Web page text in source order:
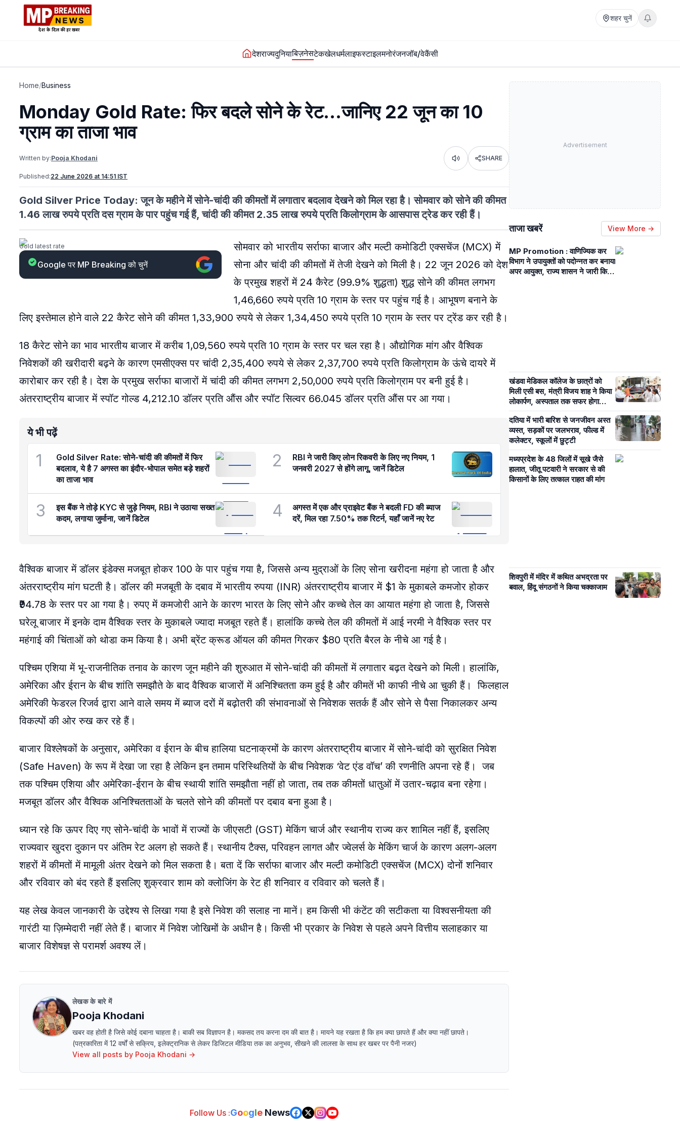
शहर चुनें
देशराज्यदुनियाबिज़नेसटेकखेलधर्मलाइफस्टाइलमनोरंजनजॉब/वेकैंसी
Home/Business
Monday Gold Rate: फिर बदले सोने के रेट…जानिए 22 जून का 10
ग्राम का ताजा भाव
Written by:Pooja Khodani Listen SHARE
Published:22 June 2026 at 14:51 IST
Gold Silver Price Today: जून के महीने में सोने-चांदी की कीमतों में लगातार बदलाव देखने को मिल रहा है। सोमवार को सोने की कीमत
1.46 लाख रुपये प्रति दस ग्राम के पार पहुंच गई हैं, चांदी की कीमत 2.35 लाख रुपये प्रति किलोग्राम के आसपास ट्रेड कर रही हैं।
Gold latest rate
Google पर MP Breaking को चुनें
सोमवार को भारतीय सर्राफा बाजार और मल्टी कमोडिटी एक्सचेंज (MCX) में
सोना और चांदी की कीमतों में तेजी देखने को मिली है। 22 जून 2026 को ​देश
के प्रमुख शहरों में 24 कैरेट (99.9% शुद्धता) शुद्ध सोने की कीमत लगभग
1,46,660 रुपये प्रति 10 ग्राम के स्तर पर पहुंच गई है। आभूषण बनाने के
लिए इस्तेमाल होने वाले 22 कैरेट सोने की कीमत 1,33,900 रुपये से लेकर 1,34,450 रुपये प्रति 10 ग्राम के स्तर पर ट्रेंड कर रही है।
18 कैरेट सोने का भाव भारतीय बाजार में करीब 1,09,560 रुपये प्रति 10 ग्राम के स्तर पर चल रहा है। औद्योगिक मांग और वैश्विक
निवेशकों की खरीदारी बढ़ने के कारण एमसीएक्स पर चांदी 2,35,400 रुपये से लेकर 2,37,700 रुपये प्रति किलोग्राम के ऊंचे दायरे में
कारोबार कर रही है। ​देश के प्रमुख सर्राफा बाजारों में चांदी की कीमत लगभग 2,50,000 रुपये प्रति किलोग्राम पर बनी हुई है।
अंतरराष्ट्रीय बाजार में स्पॉट गोल्ड 4,212.10 डॉलर प्रति औंस और स्पॉट सिल्वर 66.045 डॉलर प्रति औंस पर आ गया।
ये भी पढ़ें
1
Gold Silver Rate: सोने-चांदी की कीमतों में फिर
बदलाव, ये है 7 अगस्त का इंदौर-भोपाल समेत बड़े शहरों
का ताजा भाव
2
RBI ने जारी किए लोन रिकवरी के लिए नए नियम, 1
जनवरी 2027 से होंगे लागू, जानें डिटेल
3
इस बैंक ने तोड़े KYC से जुड़े नियम, RBI ने उठाया सख्त
कदम, लगाया जुर्माना, जानें डिटेल
4
अगस्त में एक और प्राइवेट बैंक ने बदली FD की ब्याज
दरें, मिल रहा 7.50% तक रिटर्न, यहाँ जानें नए रेट
वैश्विक बाजार में डॉलर इंडेक्स मजबूत होकर 100 के पार पहुंच गया है, जिससे अन्य मुद्राओं के लिए सोना खरीदना महंगा हो जाता है और
अंतरराष्ट्रीय मांग घटती है। डॉलर की मजबूती के दबाव में भारतीय रुपया (INR) अंतरराष्ट्रीय बाजार में $1 के मुकाबले कमजोर होकर
₹94.78 के स्तर पर आ गया है। रुपए में कमजोरी आने के कारण भारत के लिए सोने और कच्चे तेल का आयात महंगा हो जाता है, जिससे
घरेलू बाजार में इनके दाम वैश्विक स्तर के मुकाबले ज्यादा मजबूत रहते हैं। हालांकि कच्चे तेल की कीमतों में आई नरमी ने वैश्विक स्तर पर
महंगाई की चिंताओं को थोडा कम किया है। अभी ब्रेंट क्रूड ऑयल की कीमत गिरकर $80 प्रति बैरल के नीचे आ गई है।
पश्चिम एशिया में भू-राजनीतिक तनाव के कारण जून महीने की शुरुआत में सोने-चांदी की कीमतों में लगातार बढ़त देखने को मिली। हालांकि,
अमेरिका और ईरान के बीच शांति समझौते के बाद वैश्विक बाजारों में अनिश्चितता कम हुई है और कीमतें भी काफी नीचे आ चुकी हैं। फिलहाल
अमेरिकी फेडरल रिजर्व द्वारा आने वाले समय में ब्याज दरों में बढ़ोतरी की संभावनाओं से निवेशक सतर्क हैं और सोने से पैसा निकालकर अन्य
विकल्पों की ओर रुख कर रहे हैं।
​बाजार विश्लेषकों के अनुसार, अमेरिका व ईरान के बीच हालिया घटनाक्रमों के कारण अंतरराष्ट्रीय बाजार में सोने-चांदी को सुरक्षित निवेश
(Safe Haven) के रूप में देखा जा रहा है लेकिन ​इन तमाम परिस्थितियों के बीच निवेशक ‘वेट एंड वॉच’ की रणनीति अपना रहे हैं। जब
तक पश्चिम एशिया और अमेरिका-ईरान के बीच स्थायी शांति समझौता नहीं हो जाता, तब तक कीमतों धातुओं में उतार-चढ़ाव बना रहेगा।
मजबूत डॉलर और वैश्विक अनिश्चितताओं के चलते सोने की कीमतों पर दबाव बना हुआ है।
ध्यान रहे कि ऊपर दिए गए सोने-चांदी के भावों में राज्यों के जीएसटी (GST) मेकिंग चार्ज और स्थानीय राज्य कर शामिल नहीं हैं, इसलिए
राज्यवार खुदरा दुकान पर अंतिम रेट अलग हो सकते हैं। स्थानीय टैक्स, परिवहन लागत और ज्वेलर्स के मेकिंग चार्ज के कारण अलग-अलग
शहरों में कीमतों में मामूली अंतर देखने को मिल सकता है। बता दें कि सर्राफा बाजार और मल्टी कमोडिटी एक्सचेंज (MCX) दोनों शनिवार
और रविवार को बंद रहते हैं इसलिए शुक्रवार शाम को क्लोजिंग के रेट ही शनिवार व रविवार को चलते हैं।
यह लेख केवल जानकारी के उद्देश्य से लिखा गया है इसे निवेश की सलाह ना मानें। हम किसी भी कंटेंट की सटीकता या विश्वसनीयता की
गारंटी या ज़िम्मेदारी नहीं लेते हैं। बाजार में निवेश जोखिमों के अधीन है। किसी भी प्रकार के निवेश से पहले अपने वित्तीय सलाहकार या
बाजार विशेषज्ञ से परामर्श अवश्य लें।
लेखक के बारे में
Pooja Khodani
खबर वह होती है जिसे कोई दबाना चाहता है। बाकी सब विज्ञापन है। मकसद तय करना दम की बात है। मायने यह रखता है कि हम क्या छापते हैं और क्या नहीं छापते।
(पत्रकारिता में 12 वर्षों से सक्रिय, इलेक्ट्रानिक से लेकर डिजिटल मीडिया तक का अनुभव, सीखने की लालसा के साथ हर खबर पर पैनी नजर)
View all posts by Pooja Khodani →
Follow Us :Google News
Advertisement
ताजा खबरें View More →
MP Promotion : वाणिज्यिक कर
विभाग ने उपायुक्तों को पदोन्नत कर बनाया
अपर आयुक्त, राज्य शासन ने जारी किये
खंडवा मेडिकल कॉलेज के छात्रों को
मिली एसी बस, मंत्री विजय शाह ने किया
लोकार्पण, अस्पताल तक सफर होगा
आसान
दतिया में भारी बारिश से जनजीवन अस्त
व्यस्त, सड़कों पर जलभराव, फील्ड में
कलेक्टर, स्कूलों में छुट्टी
मध्यप्रदेश के 48 जिलों में सूखे जैसे
हालात, जीतू पटवारी ने सरकार से की
किसानों के लिए तत्काल राहत की मांग
शिवपुरी में मंदिर में कथित अभद्रता पर
बवाल, हिंदू संगठनों ने किया चक्काजाम